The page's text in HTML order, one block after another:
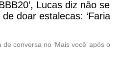
Lucas diz não se
doar estalecas: ‘Faria
conversa no ‘Mais você’ após o